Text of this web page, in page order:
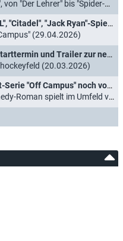
bis "Spider-Noir" (01.05.2026)
Prime-Video-Highlights im Mai: "LOL", "Citadel", "Jack Ryan"-Spielfilm und "Spider-Noir"
(29.04.2026)
Trailer zur neuen Young-Adult-Serie
(20.03.2026)
Prime Video verlängert Young-Adult-Serie "Off Campus" noch vor dem Start
von College-Eishockeyteam (13.02.2026)